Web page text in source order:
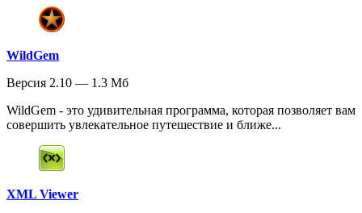
WildGem
Версия 2.10 — 1.3 Мб
WildGem - это удивительная программа, которая позволяет вам
совершить увлекательное путешествие и ближе...
XML Viewer